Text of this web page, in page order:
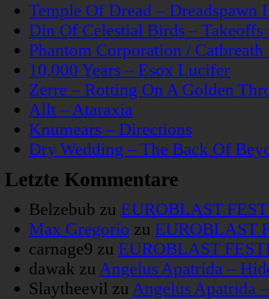
Temple Of Dread – Dreadspawn
Din Of Celestial Birds –
Phantom Corporation /
10,000 Years – Esox Lucifer
Zerre – Rotting On A Golden
Allt – Ataraxia
Knumears – Directions
Dry Wedding – The Back Of
Letzte Kommentare
Belzebub zu EUROBLAST
Max Gregorio zu EUROBLAST
carnage9 zu EUROBLAST
dawak zu Angelus Apatrida –
Slaytheevil zu Angelus Apatrida